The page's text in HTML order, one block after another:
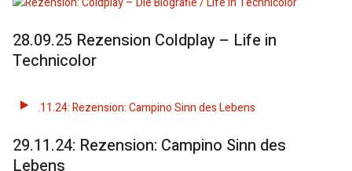
28.09.25 Rezension Coldplay – Life in
Technicolor
29.11.24: Rezension: Campino Sinn des
Lebens